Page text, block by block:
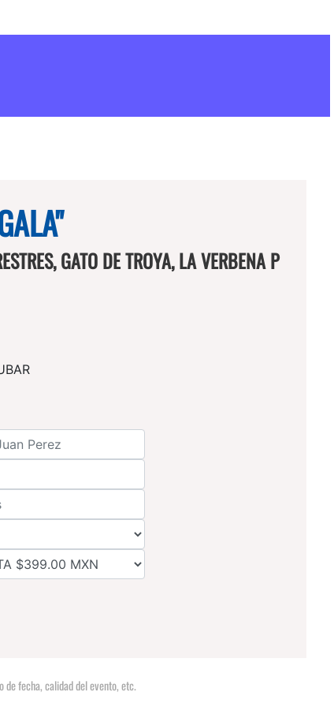
GATO DE TROYA, LA VERBENA P
de fecha, calidad del evento, etc.